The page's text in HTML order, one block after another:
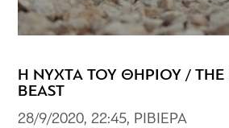
Η ΝΥΧΤΑ ΤΟΥ ΘΗΡΙΟΥ / THE
BEAST
28/9/2020, 22:45, ΡΙΒΙΕΡΑ